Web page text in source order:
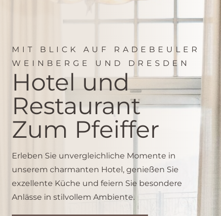
MIT BLICK AUF RADEBEULER
WEINBERGE UND DRESDEN
Hotel und
Restaurant
Zum Pfeiffer
Erleben Sie unvergleichliche Momente in
unserem charmanten Hotel, genießen Sie
exzellente Küche und feiern Sie besondere
Anlässe in stilvollem Ambiente.